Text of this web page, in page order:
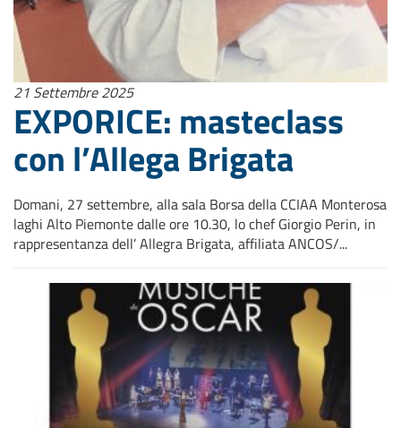
21 Settembre 2025
EXPORICE: masteclass
con l’Allega Brigata
Domani, 27 settembre, alla sala Borsa della CCIAA Monterosa
laghi Alto Piemonte dalle ore 10.30, lo chef Giorgio Perin, in
rappresentanza dell’ Allegra Brigata, affiliata ANCOS/...